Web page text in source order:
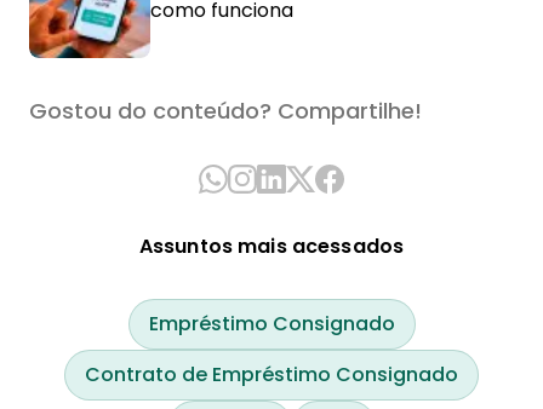
como funciona
Gostou do conteúdo? Compartilhe!
Assuntos mais acessados
Empréstimo Consignado
Contrato de Empréstimo Consignado